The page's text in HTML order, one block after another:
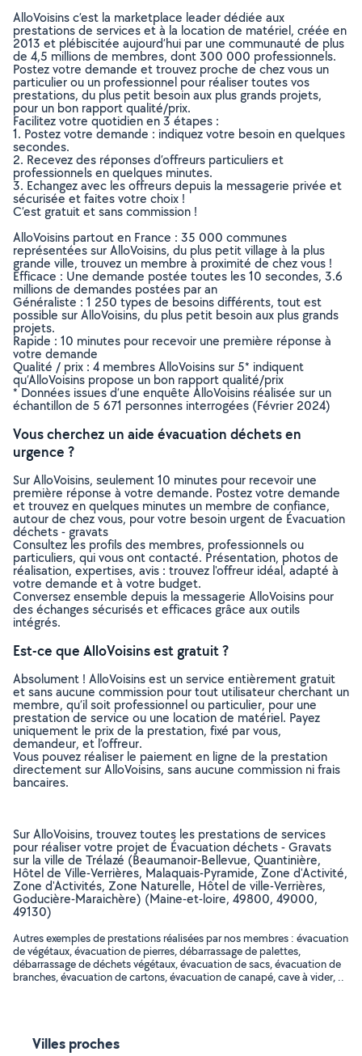
AlloVoisins c’est la marketplace leader dédiée aux
prestations de services et à la location de matériel, créée en
2013 et plébiscitée aujourd’hui par une communauté de plus
de 4,5 millions de membres, dont 300 000 professionnels.
Postez votre demande et trouvez proche de chez vous un
particulier ou un professionnel pour réaliser toutes vos
prestations, du plus petit besoin aux plus grands projets,
pour un bon rapport qualité/prix.
Facilitez votre quotidien en 3 étapes :
1. Postez votre demande : indiquez votre besoin en quelques
secondes.
2. Recevez des réponses d’offreurs particuliers et
professionnels en quelques minutes.
3. Echangez avec les offreurs depuis la messagerie privée et
sécurisée et faites votre choix !
C’est gratuit et sans commission !
AlloVoisins partout en France : 35 000 communes
représentées sur AlloVoisins, du plus petit village à la plus
grande ville, trouvez un membre à proximité de chez vous !
Efficace : Une demande postée toutes les 10 secondes, 3.6
millions de demandes postées par an
Généraliste : 1 250 types de besoins différents, tout est
possible sur AlloVoisins, du plus petit besoin aux plus grands
projets.
Rapide : 10 minutes pour recevoir une première réponse à
votre demande
Qualité / prix : 4 membres AlloVoisins sur 5* indiquent
qu’AlloVoisins propose un bon rapport qualité/prix
* Données issues d’une enquête AlloVoisins réalisée sur un
échantillon de 5 671 personnes interrogées (Février 2024)
Vous cherchez un aide évacuation déchets en
urgence ?
Sur AlloVoisins, seulement 10 minutes pour recevoir une
première réponse à votre demande. Postez votre demande
et trouvez en quelques minutes un membre de confiance,
autour de chez vous, pour votre besoin urgent de Évacuation
déchets - gravats
Consultez les profils des membres, professionnels ou
particuliers, qui vous ont contacté. Présentation, photos de
réalisation, expertises, avis : trouvez l'offreur idéal, adapté à
votre demande et à votre budget.
Conversez ensemble depuis la messagerie AlloVoisins pour
des échanges sécurisés et efficaces grâce aux outils
intégrés.
Est-ce que AlloVoisins est gratuit ?
Absolument ! AlloVoisins est un service entièrement gratuit
et sans aucune commission pour tout utilisateur cherchant un
membre, qu’il soit professionnel ou particulier, pour une
prestation de service ou une location de matériel. Payez
uniquement le prix de la prestation, fixé par vous,
demandeur, et l’offreur.
Vous pouvez réaliser le paiement en ligne de la prestation
directement sur AlloVoisins, sans aucune commission ni frais
bancaires.
Sur AlloVoisins, trouvez toutes les prestations de services
pour réaliser votre projet de Évacuation déchets - Gravats
sur la ville de Trélazé (Beaumanoir-Bellevue, Quantinière,
Hôtel de Ville-Verrières, Malaquais-Pyramide, Zone d'Activité,
Zone d'Activités, Zone Naturelle, Hôtel de ville-Verrières,
Goducière-Maraichère) (Maine-et-loire, 49800, 49000,
49130)
Autres exemples de prestations réalisées par nos membres : évacuation
de végétaux, évacuation de pierres, débarrassage de palettes,
débarrassage de déchets végétaux, évacuation de sacs, évacuation de
branches, évacuation de cartons, évacuation de canapé, cave à vider, ..
Villes proches